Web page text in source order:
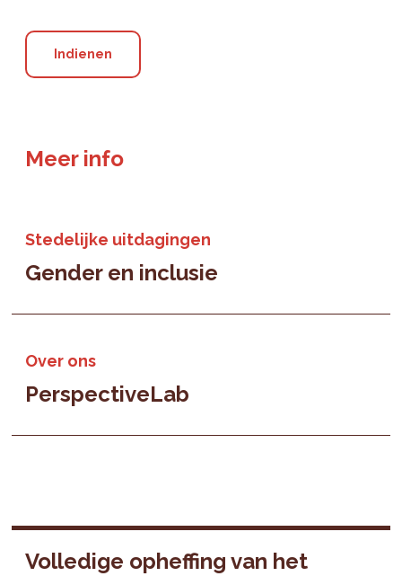
Meer info
Stedelijke uitdagingen
Gender en inclusie
Over ons
PerspectiveLab
Volledige opheffing van het